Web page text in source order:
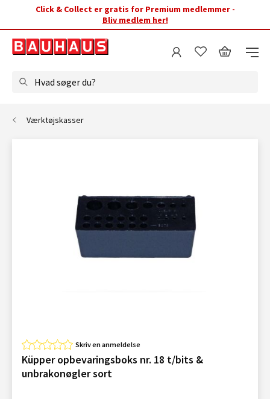
Click & Collect er gratis for Premium medlemmer -
Bliv medlem her!
Hvad søger du?
Værktøjskasser
Skriv en anmeldelse
Küpper opbevaringsboks nr. 18 t/bits &
unbrakonøgler sort